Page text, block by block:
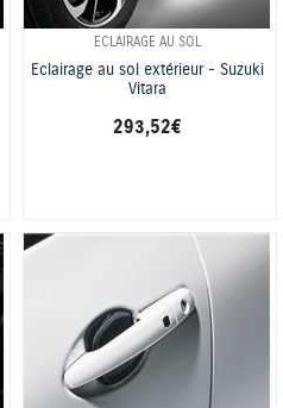
ECLAIRAGE AU SOL
Eclairage au sol extérieur - Suzuki
Vitara
293,52 €